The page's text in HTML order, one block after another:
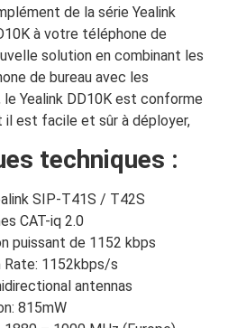
de la série Yealink
à votre téléphone de
solution en combinant les
de bureau avec les
le Yealink DD10K est conforme
il est facile et sûr à déployer,
techniques :
SIP-T41S / T42S
CAT-iq 2.0
puissant de 1152 kbps
Rate: 1152kbps/s
antennas
815mW